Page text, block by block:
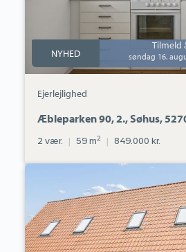
NYHED
Tilmeld
søndag 16.
Ejerlejlighed
Æbleparken 90, 2., Søhus,
2 vær. | 59 m2 | 849.000 kr.
Søndervænget
Villestofte,
5210
Odense